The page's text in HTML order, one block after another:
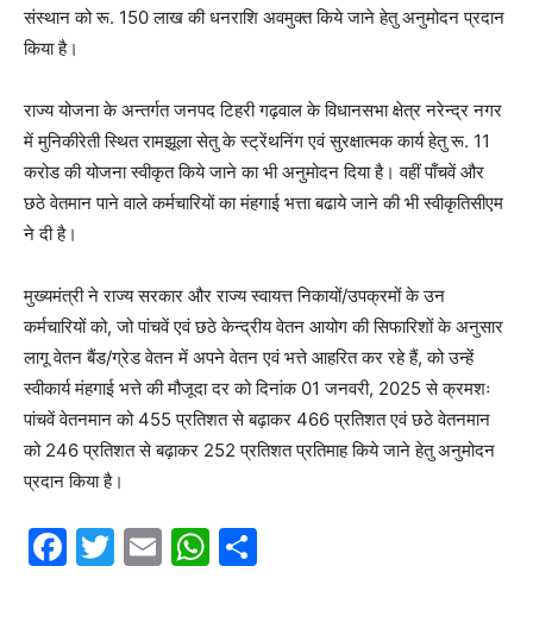
संस्थान को रू. 150 लाख की धनराशि अवमुक्त किये जाने हेतु अनुमोदन प्रदान
किया है।
राज्य योजना के अन्तर्गत जनपद टिहरी गढ़वाल के विधानसभा क्षेत्र नरेन्द्र नगर
में मुनिकीरेती स्थित रामझूला सेतु के स्ट्रेंथनिंग एवं सुरक्षात्मक कार्य हेतु रू. 11
करोड की योजना स्वीकृत किये जाने का भी अनुमोदन दिया है। वहीं पाँचवें और
छठे वेतमान पाने वाले कर्मचारियों का मंहगाई भत्ता बढाये जाने की भी स्वीकृतिसीएम
ने दी है।
मुख्यमंत्री ने राज्य सरकार और राज्य स्वायत्त निकायों/उपक्रमों के उन
कर्मचारियों को, जो पांचवें एवं छठे केन्द्रीय वेतन आयोग की सिफारिशों के अनुसार
लागू वेतन बैंड/ग्रेड वेतन में अपने वेतन एवं भत्ते आहरित कर रहे हैं, को उन्हें
स्वीकार्य मंहगाई भत्ते की मौजूदा दर को दिनांक 01 जनवरी, 2025 से क्रमशः
पांचवें वेतनमान को 455 प्रतिशत से बढ़ाकर 466 प्रतिशत एवं छठे वेतनमान
को 246 प्रतिशत से बढ़ाकर 252 प्रतिशत प्रतिमाह किये जाने हेतु अनुमोदन
प्रदान किया है।
F
T
E
W